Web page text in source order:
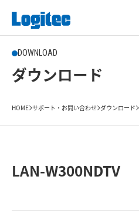
DOWNLOAD
ダウンロード
HOME サポート・お問い合わせ ダウンロード
LAN-W300NDTV